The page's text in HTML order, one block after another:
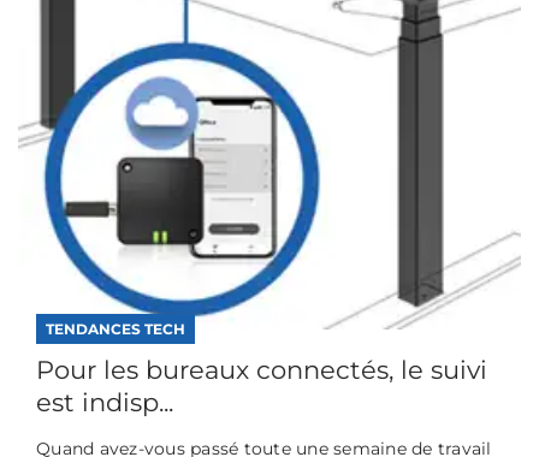
TENDANCES TECH
Pour les bureaux connectés, le suivi
est indisp...
Quand avez-vous passé toute une semaine de travail